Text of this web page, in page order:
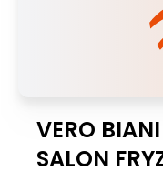
VERO
SALON